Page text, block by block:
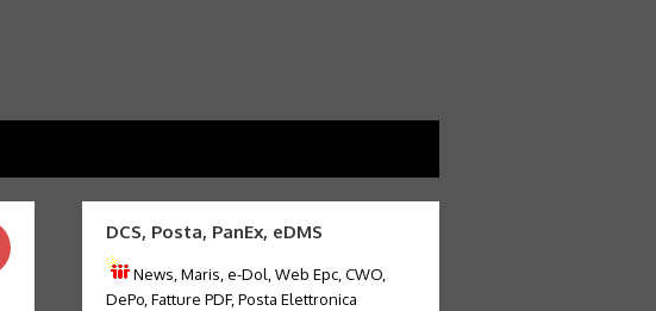
DCS, Posta, PanEx, eDMS
News, Maris, e-Dol, Web Epc, CWO,
DePo, Fatture PDF, Posta Elettronica